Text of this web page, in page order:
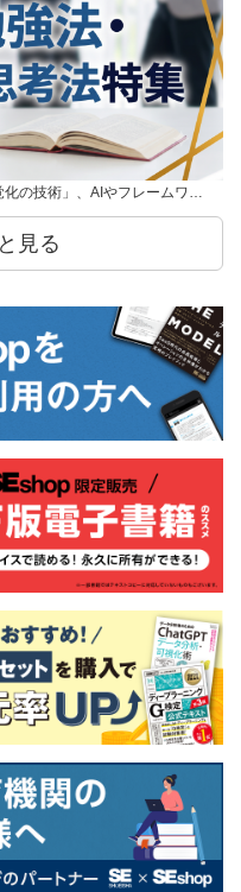
化の技術」、AIやフレームワ…
見る